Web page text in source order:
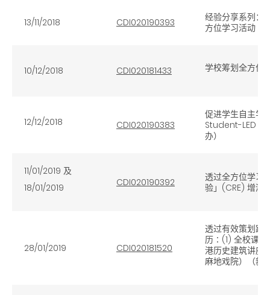
13/11/2018 CDI020190393
经验分享系列：
方位学习活动（
10/12/2018 CDI020181433 学校筹划全方位
12/12/2018 CDI020190383
促进学生自主学
Student-LED 模
办）
11/01/2019 及
18/01/2019
CDI020190392
透过全方位学习
验」(CRE) 增润
28/01/2019 CDI020181520
透过有效策划跨
历∶(1) 全校课
港历史建筑讲座
麻地戏院）（新